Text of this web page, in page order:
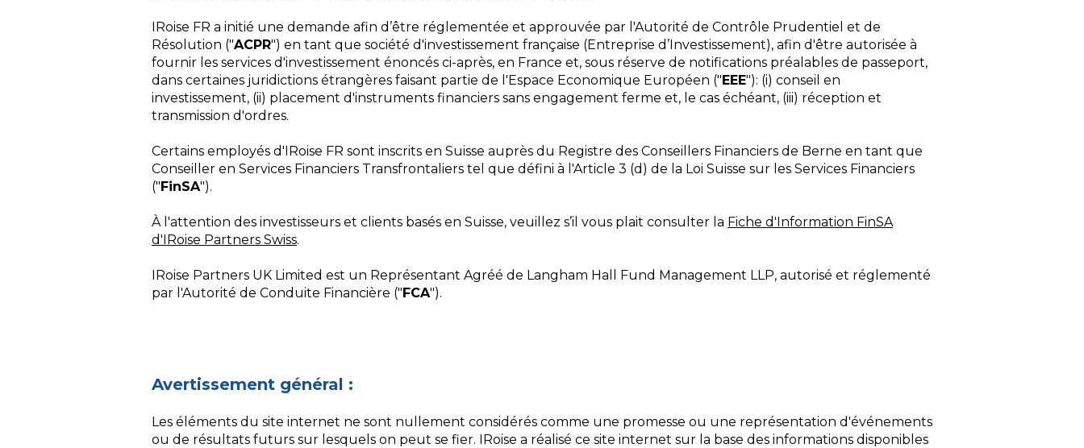
IRoise FR a initié une demande afin d’être réglementée et approuvée par l'Autorité de Contrôle Prudentiel et de
Résolution ("ACPR") en tant que société d'investissement française (Entreprise d’Investissement), afin d'être autorisée à
fournir les services d'investissement énoncés ci-après, en France et, sous réserve de notifications préalables de passeport,
dans certaines juridictions étrangères faisant partie de l'Espace Economique Européen ("EEE"): (i) conseil en
investissement, (ii) placement d'instruments financiers sans engagement ferme et, le cas échéant, (iii) réception et
transmission d'ordres.
Certains employés d'IRoise FR sont inscrits en Suisse auprès du Registre des Conseillers Financiers de Berne en tant que
Conseiller en Services Financiers Transfrontaliers tel que défini à l'Article 3 (d) de la Loi Suisse sur les Services Financiers
("FinSA").
À l'attention des investisseurs et clients basés en Suisse, veuillez s’il vous plait consulter la Fiche d'Information FinSA
d'IRoise Partners Swiss.
IRoise Partners UK Limited est un Représentant Agréé de Langham Hall Fund Management LLP, autorisé et réglementé
par l'Autorité de Conduite Financière ("FCA").
Avertissement général :
Les éléments du site internet ne sont nullement considérés comme une promesse ou une représentation d'événements
ou de résultats futurs sur lesquels on peut se fier. IRoise a réalisé ce site internet sur la base des informations disponibles